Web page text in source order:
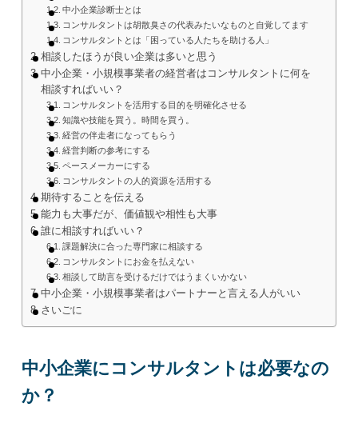
中小企業診断士とは
コンサルタントは胡散臭さの代表みたいなものと自覚してます
コンサルタントとは「困っている人たちを助ける人」
相談したほうが良い企業は多いと思う
中小企業・小規模事業者の経営者はコンサルタントに何を
相談すればいい？
コンサルタントを活用する目的を明確化させる
知識や技能を買う。時間を買う。
経営の伴走者になってもらう
経営判断の参考にする
ペースメーカーにする
コンサルタントの人的資源を活用する
期待することを伝える
能力も大事だが、価値観や相性も大事
誰に相談すればいい？
課題解決に合った専門家に相談する
コンサルタントにお金を払えない
相談して助言を受けるだけではうまくいかない
中小企業・小規模事業者はパートナーと言える人がいい
さいごに
中小企業にコンサルタントは必要なの
か？